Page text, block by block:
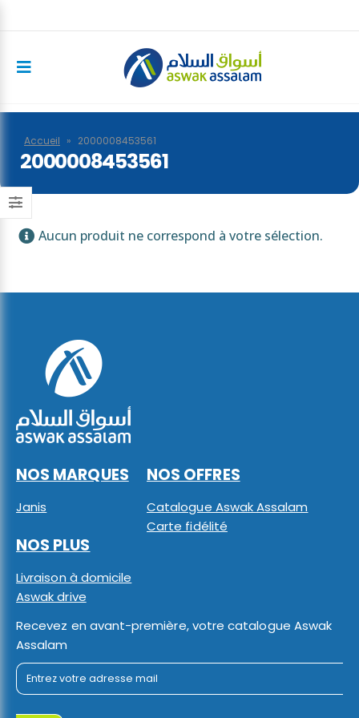
Accueil » 2000008453561
2000008453561
Aucun produit ne correspond à votre sélection.
NOS MARQUES
Janis
NOS OFFRES
Catalogue Aswak Assalam
Carte fidélité
NOS PLUS
Livraison à domicile
Aswak drive
Recevez en avant-première, votre catalogue Aswak
Assalam